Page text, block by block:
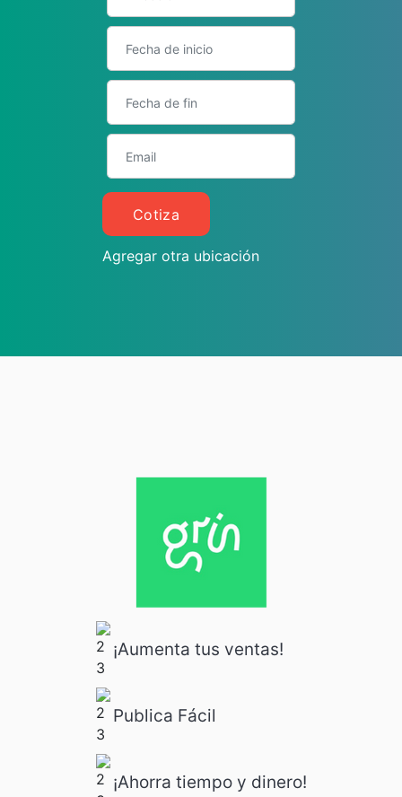
Cotiza
Agregar otra ubicación
¡Aumenta tus ventas!
Publica Fácil
¡Ahorra tiempo y dinero!